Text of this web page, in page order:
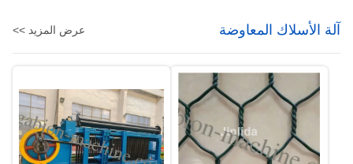
آلة الأسلاك المعاوضة عرض المزيد >>